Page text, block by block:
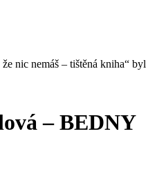
nic nemáš – tištěná kniha“ byl
– BEDNY